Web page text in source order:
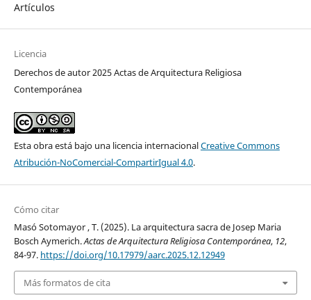
Artículos
Licencia
Derechos de autor 2025 Actas de Arquitectura Religiosa
Contemporánea
Esta obra está bajo una licencia internacionalCreative Commons
Atribución-NoComercial-CompartirIgual 4.0.
Cómo citar
Masó Sotomayor , T. (2025). La arquitectura sacra de Josep Maria
Bosch Aymerich.Actas de Arquitectura Religiosa Contemporánea, 12,
84-97. https://doi.org/10.17979/aarc.2025.12.12949
Más formatos de cita